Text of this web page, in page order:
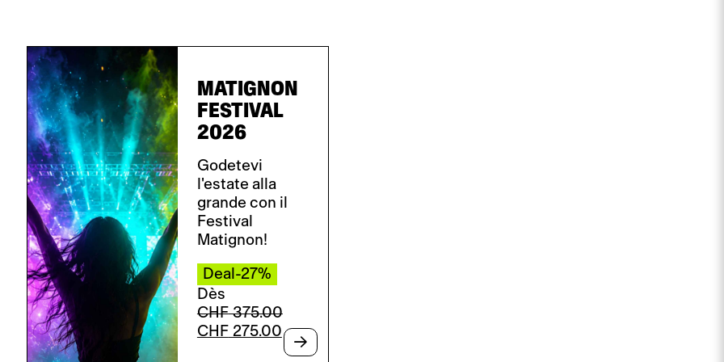
MATIGNON
FESTIVAL
2026
Godetevi
l'estate alla
grande con il
Festival
Matignon!
Deal-27%
Dès
CHF375.00
Il
CHF275.00Il
prezzo